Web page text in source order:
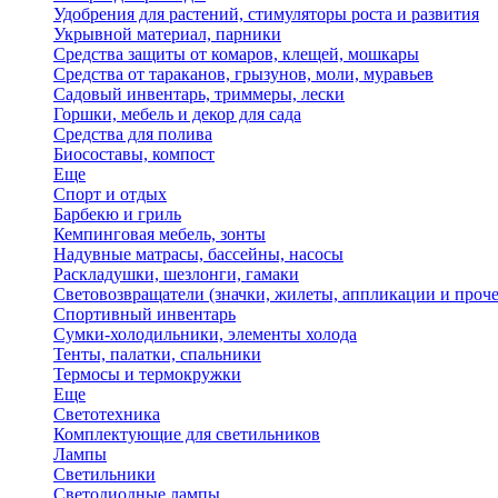
Удобрения для растений, стимуляторы роста и развития
Укрывной материал, парники
Средства защиты от комаров, клещей, мошкары
Средства от тараканов, грызунов, моли, муравьев
Садовый инвентарь, триммеры, лески
Горшки, мебель и декор для сада
Средства для полива
Биосоставы, компост
Еще
Спорт и отдых
Барбекю и гриль
Кемпинговая мебель, зонты
Надувные матрасы, бассейны, насосы
Раскладушки, шезлонги, гамаки
Световозвращатели (значки, жилеты, аппликации и
Спортивный инвентарь
Сумки-холодильники, элементы холода
Тенты, палатки, спальники
Термосы и термокружки
Еще
Светотехника
Комплектующие для светильников
Лампы
Светильники
Светодиодные лампы